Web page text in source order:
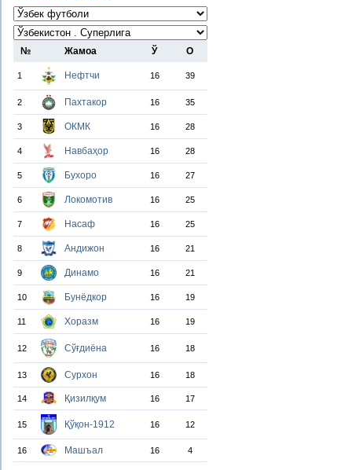
№ Жамоа Ў О
1 Нефтчи 16 39
2 Пахтакор 16 35
3 ОКМК 16 28
4 Навбаҳор 16 28
5 Бухоро 16 27
6 Локомотив 16 25
7 Насаф 16 25
8 Андижон 16 21
9 Динамо 16 21
10 Бунёдкор 16 19
11 Хоразм 16 19
12 Сўғдиёна 16 18
13 Сурхон 16 18
14 Қизилқум 16 17
15 Қўқон-1912 16 12
16 Машъал 16 4